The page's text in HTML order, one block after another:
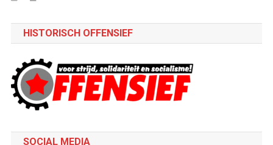
HISTORISCH OFFENSIEF
SOCIAL MEDIA